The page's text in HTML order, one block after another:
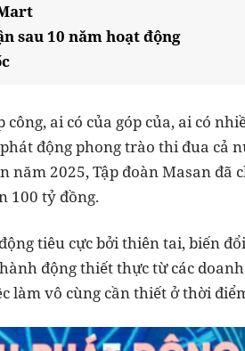
sau 10 năm hoạt động
ai có của góp của, ai có
động phong trào thi đua cả
2025, Tập đoàn Masan đã
100 tỷ đồng.
tiêu cực bởi thiên tai, biến
động thiết thực từ các
làm vô cùng cần thiết ở thời